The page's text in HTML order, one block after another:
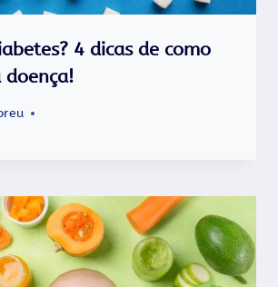
4 dicas de como
doença!